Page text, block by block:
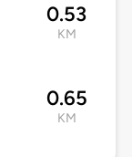
0.53
KM
0.65
KM